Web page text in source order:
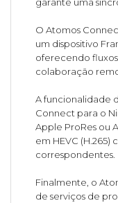
O Atomos
um dispositivo
oferecendo
colaboração
A funcionalidade
Connect para o
Apple ProRes ou
em HEVC
correspondentes.
Finalmente, o
de serviços de